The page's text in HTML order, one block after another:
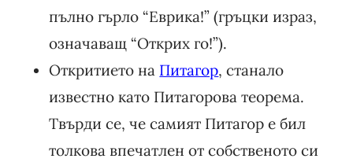
пълно гърло “Еврика!” (гръцки израз,
означаващ “Открих го!”).
Откритието на Питагор, станало
известно като Питагорова теорема.
Твърди се, че самият Питагор е бил
толкова впечатлен от собственото си